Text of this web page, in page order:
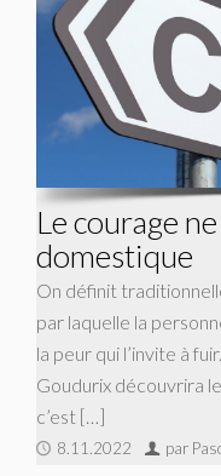
Le courage
domestique
On définit
par laquelle la
la peur qui l’invite à
Goudurix découvrira
c’est […]
8.11.2022 par